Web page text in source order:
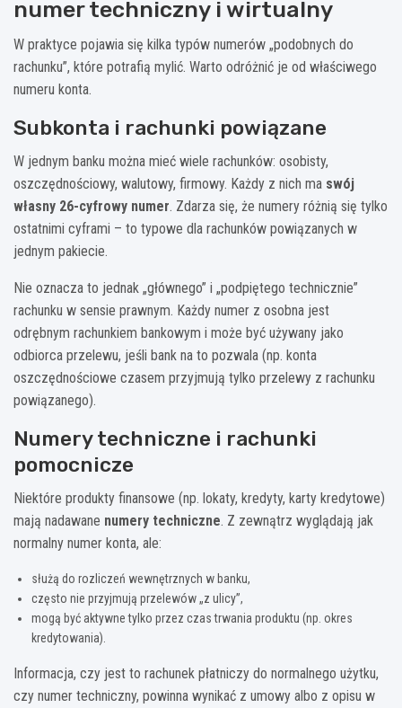
numer techniczny i wirtualny
W praktyce pojawia się kilka typów numerów „podobnych do
rachunku”, które potrafią mylić. Warto odróżnić je od właściwego
numeru konta.
Subkonta i rachunki powiązane
W jednym banku można mieć wiele rachunków: osobisty,
oszczędnościowy, walutowy, firmowy. Każdy z nich ma swój
własny 26-cyfrowy numer. Zdarza się, że numery różnią się tylko
ostatnimi cyframi – to typowe dla rachunków powiązanych w
jednym pakiecie.
Nie oznacza to jednak „głównego” i „podpiętego technicznie”
rachunku w sensie prawnym. Każdy numer z osobna jest
odrębnym rachunkiem bankowym i może być używany jako
odbiorca przelewu, jeśli bank na to pozwala (np. konta
oszczędnościowe czasem przyjmują tylko przelewy z rachunku
powiązanego).
Numery techniczne i rachunki
pomocnicze
Niektóre produkty finansowe (np. lokaty, kredyty, karty kredytowe)
mają nadawane numery techniczne. Z zewnątrz wyglądają jak
normalny numer konta, ale:
służą do rozliczeń wewnętrznych w banku,
często nie przyjmują przelewów „z ulicy”,
mogą być aktywne tylko przez czas trwania produktu (np. okres
kredytowania).
Informacja, czy jest to rachunek płatniczy do normalnego użytku,
czy numer techniczny, powinna wynikać z umowy albo z opisu w